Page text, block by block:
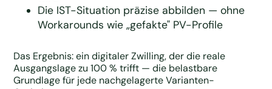
Die IST-Situation präzise abbilden — ohne
Workarounds wie „gefakte" PV-Profile
Das Ergebnis: ein digitaler Zwilling, der die reale
Ausgangslage zu 100 % trifft — die belastbare
Grundlage für jede nachgelagerte Varianten-